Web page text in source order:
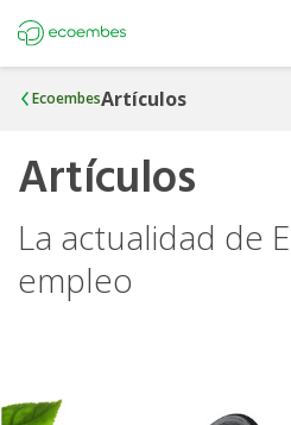
EcoembesArtículos
Artículos
La actualidad de
empleo